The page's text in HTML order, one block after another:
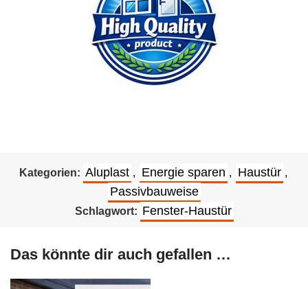
Kategorien: Aluplast , Energie sparen , Haustür ,
Passivbauweise
Schlagwort: Fenster-Haustür
Das könnte dir auch gefallen …